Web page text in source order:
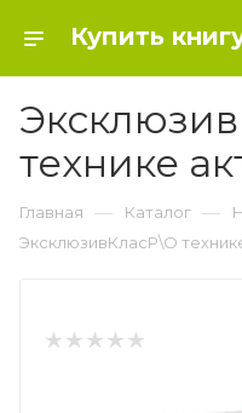
технике
Главная — Каталог —
ЭксклюзивКласР\О